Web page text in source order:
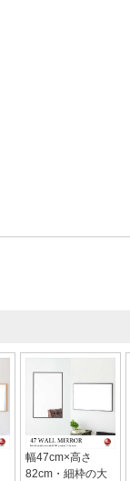
幅47cm×高さ
82cm・細枠の大